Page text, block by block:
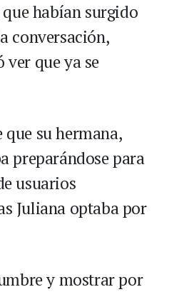
habían surgido
conversación,
ver que ya se
su hermana,
preparándose para
usuarios
Juliana optaba por
y mostrar por